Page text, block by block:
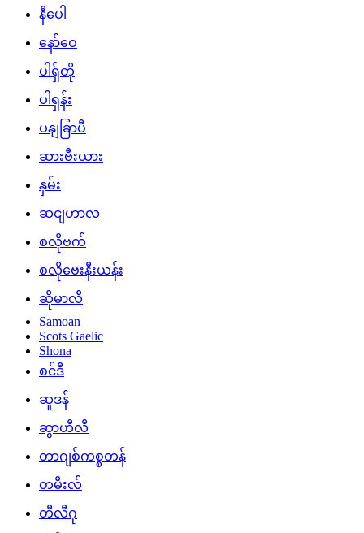
နီပေါ
နော်ဝေ
ပါရှ်တို
ပါရှန်း
ပနျခြာပီ
ဆားဗီးယား
နှမ်း
ဆငျဟာလ
စလိုဗက်
စလိုဗေးနီးယန်း
ဆိုမာလီ
Samoan
Scots Gaelic
Shona
စင်ဒီ
ဆူဒန်
ဆွာဟီလီ
တာဂျစ်ကစ္စတန်
တမီးလ်
တီလီဂု